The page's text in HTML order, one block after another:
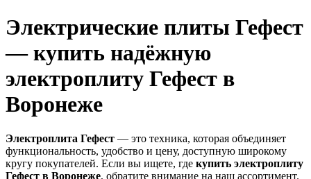
Электрические плиты Гефест
— купить надёжную
электроплиту Гефест в
Воронеже
Электроплита Гефест — это техника, которая объединяет
функциональность, удобство и цену, доступную широкому
кругу покупателей. Если вы ищете, где купить электроплиту
Гефест в Воронеже, обратите внимание на наш ассортимент.